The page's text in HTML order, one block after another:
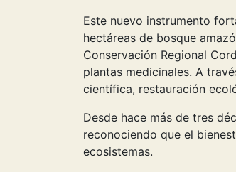
Este nuevo instrumento
hectáreas de bosque
Conservación Regional
plantas medicinales. A
científica, restauración
Desde hace más de tres
reconociendo que el
ecosistemas.